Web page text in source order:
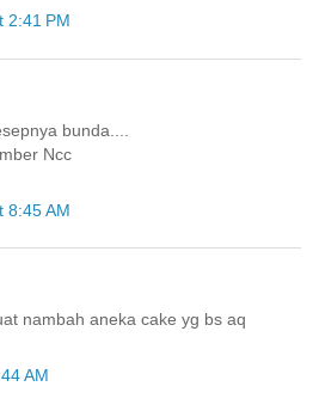
2:41 PM
bunda....
Ncc
8:45 AM
nambah aneka cake yg bs aq
AM